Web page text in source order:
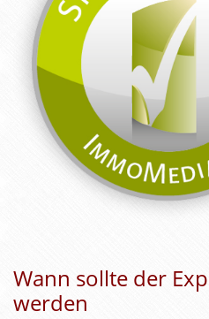
Wann sollte der
werden